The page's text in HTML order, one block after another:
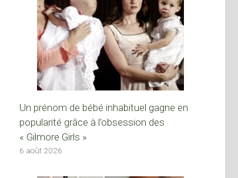
Un prénom de bébé inhabituel gagne en
popularité grâce à l’obsession des
« Gilmore Girls »
6 août 2026